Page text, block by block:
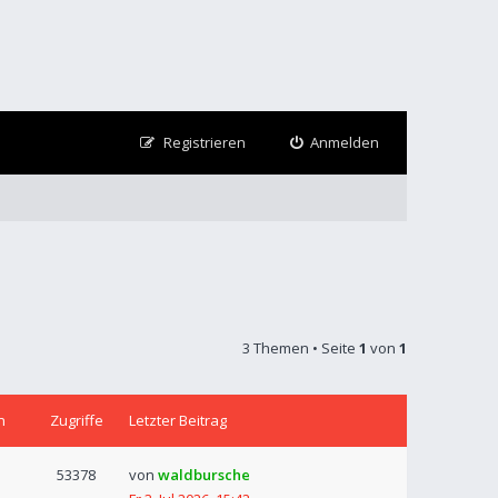
Anmelden
Registrieren
3 Themen • Seite 1 von 1
Zugriffe Letzter Beitrag
53378 von waldbursche